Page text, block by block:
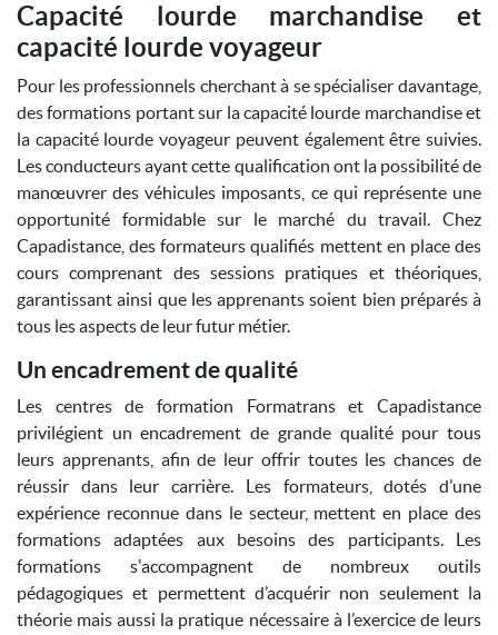
Capacité lourde marchandise et
capacité lourde voyageur
Pour les professionnels cherchant à se spécialiser davantage,
des formations portant sur la capacité lourde marchandise et
la capacité lourde voyageur peuvent également être suivies.
Les conducteurs ayant cette qualification ont la possibilité de
manœuvrer des véhicules imposants, ce qui représente une
opportunité formidable sur le marché du travail. Chez
Capadistance, des formateurs qualifiés mettent en place des
cours comprenant des sessions pratiques et théoriques,
garantissant ainsi que les apprenants soient bien préparés à
tous les aspects de leur futur métier.
Un encadrement de qualité
Les centres de formation Formatrans et Capadistance
privilégient un encadrement de grande qualité pour tous
leurs apprenants, afin de leur offrir toutes les chances de
réussir dans leur carrière. Les formateurs, dotés d’une
expérience reconnue dans le secteur, mettent en place des
formations adaptées aux besoins des participants. Les
formations s'accompagnent de nombreux outils
pédagogiques et permettent d’acquérir non seulement la
théorie mais aussi la pratique nécessaire à l’exercice de leurs